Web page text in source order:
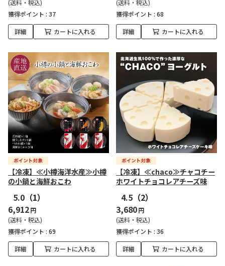
(送料・税込)
獲得ポイント : 37
詳細 カートに入れる
(送料・税込)
獲得ポイント : 68
詳細 カートに入れる
【冷凍】≪小樽海洋水産≫小樽
の小鍋と海鮮おこわ
5.0 （1）
6,912円
(送料・税込)
獲得ポイント : 69
詳細 カートに入れる
【冷凍】≪chaco≫チャコチー
ホワイトチョコレアチーズ味
4.5 （2）
3,680円
(送料・税込)
獲得ポイント : 36
詳細 カートに入れる